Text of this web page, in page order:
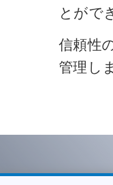
とがで
信頼性
管理し